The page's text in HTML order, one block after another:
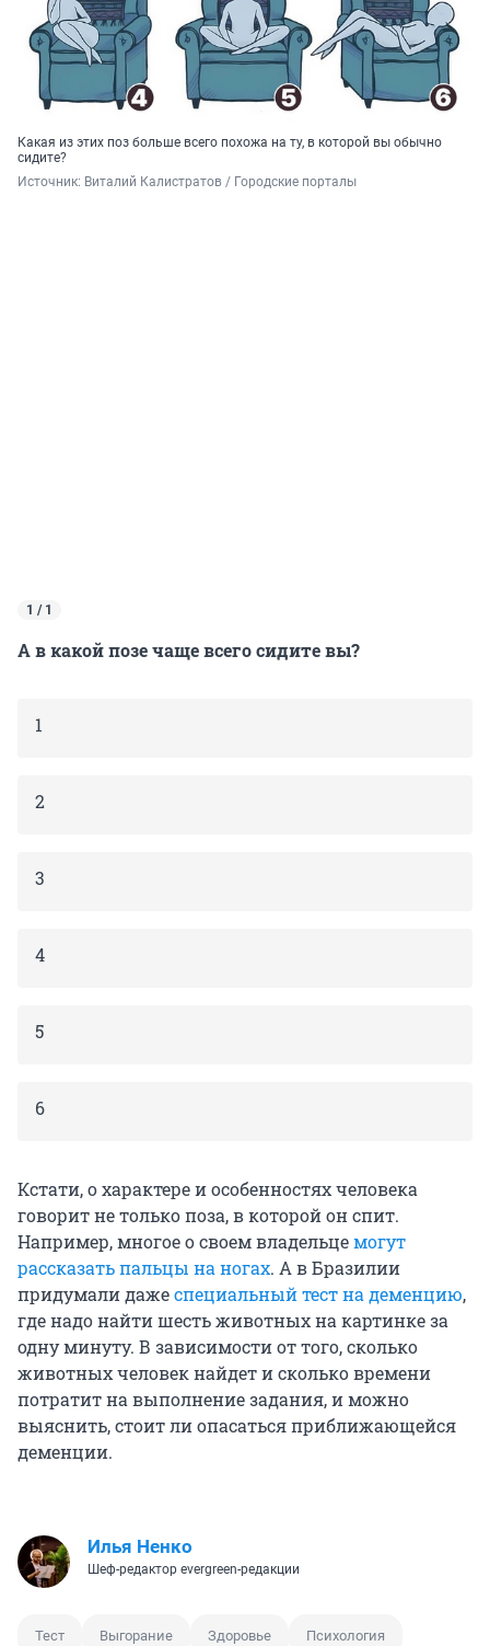
Какая из этих поз больше всего похожа на ту, в которой вы обычно
сидите?
Источник: Виталий Калистратов / Городские порталы
1 / 1
А в какой позе чаще всего сидите вы?
1
2
3
4
5
6
Кстати, о характере и особенностях человека
говорит не только поза, в которой он спит.
Например, многое о своем владельцемогут
рассказать пальцы на ногах. А в Бразилии
придумали дажеспециальный тест на деменцию,
где надо найти шесть животных на картинке за
одну минуту. В зависимости от того, сколько
животных человек найдет и сколько времени
потратит на выполнение задания, и можно
выяснить, стоит ли опасаться приближающейся
деменции.
Илья Ненко
Шеф-редактор evergreen-редакции
Тест Выгорание Здоровье Психология